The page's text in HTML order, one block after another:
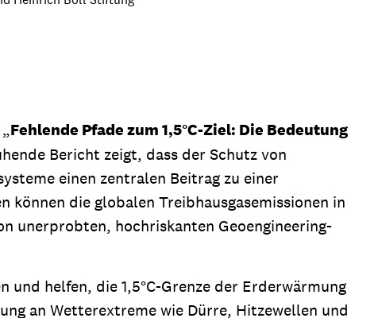
Entwicklungszusammenarbeit
Zivilgesellschaft
Alle Themen
Projektmaterial
Fachpublikationen
Projektmaterial
„Fehlende Pfade zum 1,5°C-Ziel: Die Bedeutung
Bericht zeigt, dass der Schutz von
einen zentralen Beitrag zu einer
die globalen Treibhausgasemissionen in
unerprobten, hochriskanten Geoengineering-
helfen, die 1,5°C-Grenze der Erderwärmung
an Wetterextreme wie Dürre, Hitzewellen und